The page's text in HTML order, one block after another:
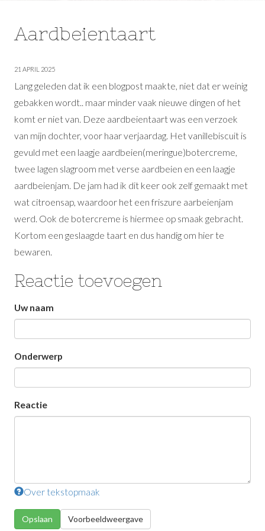
Aardbeientaart
21 APRIL 2025
Lang geleden dat ik een blogpost maakte, niet dat er weinig
gebakken wordt.. maar minder vaak nieuwe dingen of het
komt er niet van. Deze aardbeientaart was een verzoek
van mijn dochter, voor haar verjaardag. Het vanillebiscuit is
gevuld met een laagje aardbeien(meringue)botercreme,
twee lagen slagroom met verse aardbeien en een laagje
aardbeienjam. De jam had ik dit keer ook zelf gemaakt met
wat citroensap, waardoor het een friszure aarbeienjam
werd. Ook de botercreme is hiermee op smaak gebracht.
Kortom een geslaagde taart en dus handig om hier te
bewaren.
Reactie toevoegen
Laat
dit
veld
leeg
Uw naam
Onderwerp
Reactie
Over tekstopmaak
Opslaan Voorbeeldweergave